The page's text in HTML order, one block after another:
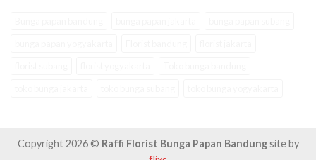
Copyright 2026 © Raffi Florist Bunga Papan Bandungsite by